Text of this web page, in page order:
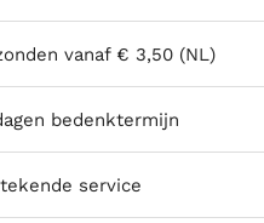
vanaf € 3,50 (NL)
bedenktermijn
service